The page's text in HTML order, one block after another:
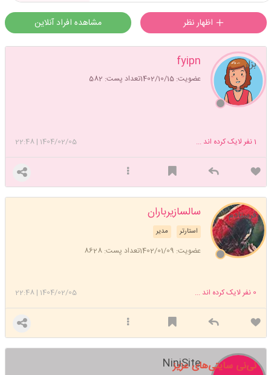
مشاهده افراد آنلاین
fyipn
عضویت: 1402/10/15 تعداد پست: 582
بزار
1404/02/05
|
22:48 1نفر لایک کرده اند ...
سالسازیرباران
مدیر استارتر
عضویت: 1402/01/09 تعداد پست: 8628
فرستادم
1404/02/05
|
22:48 0 نفر لایک کرده اند ...
NiniSite
نی‌نی سایتی‌های عزیز